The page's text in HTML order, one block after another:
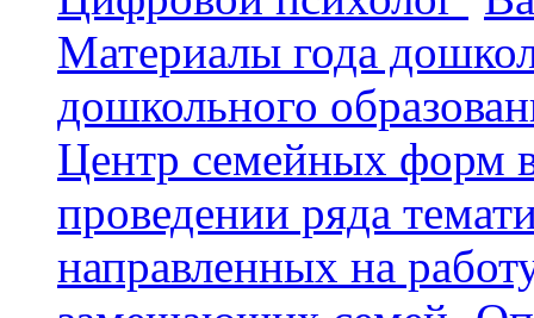
Материалы года
дошкольного
Центр семейных форм
проведении ряда
направленных на